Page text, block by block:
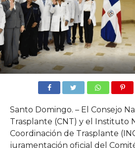
Santo Domingo. – El Consejo
Trasplante (CNT) y el Instituto
Coordinación de Trasplante
juramentación oficial del